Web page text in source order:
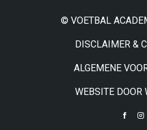
© VOETBAL
DISCLAIMER &
ALGEMENE
WEBSITE DOOR